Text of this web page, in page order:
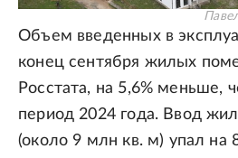
Объем введенных в
конец сентября жилых
Росстата, на 5,6% меньше,
период 2024 года. Ввод
(около 9 млн кв. м) упал на